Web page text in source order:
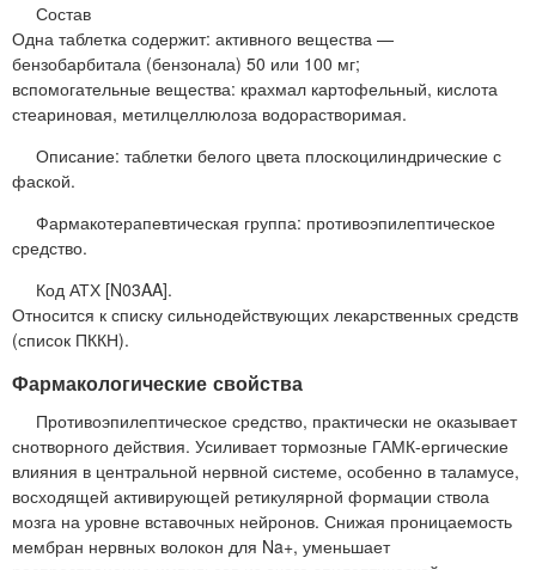
Состав
Одна таблетка содержит: активного вещества —
бензобарбитала (бензонала) 50 или 100 мг;
вспомогательные вещества: крахмал картофельный, кислота
стеариновая, метилцеллюлоза водорастворимая.
Описание: таблетки белого цвета плоскоцилиндрические с
фаской.
Фармакотерапевтическая группа: противоэпилептическое
средство.
Код АТХ [N03AA].
Относится к списку сильнодействующих лекарственных средств
(список ПККН).
Фармакологические свойства
Противоэпилептическое средство, практически не оказывает
снотворного действия. Усиливает тормозные ГАМК-ергические
влияния в центральной нервной системе, особенно в таламусе,
восходящей активирующей ретикулярной формации ствола
мозга на уровне вставочных нейронов. Снижая проницаемость
мембран нервных волокон для Na+, уменьшает